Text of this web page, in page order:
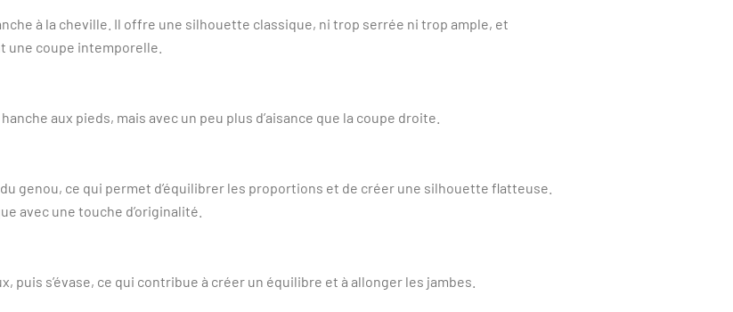
à la cheville. Il offre une silhouette classique, ni trop serrée ni trop ample, et
coupe intemporelle.
aux pieds, mais avec un peu plus d’aisance que la coupe droite.
genou, ce qui permet d’équilibrer les proportions et de créer une silhouette flatteuse.
avec une touche d’originalité.
puis s’évase, ce qui contribue à créer un équilibre et à allonger les jambes.